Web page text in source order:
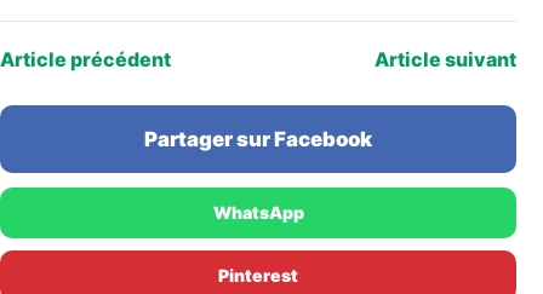
Article précédent Article suivant
Partager sur Facebook
WhatsApp
Pinterest